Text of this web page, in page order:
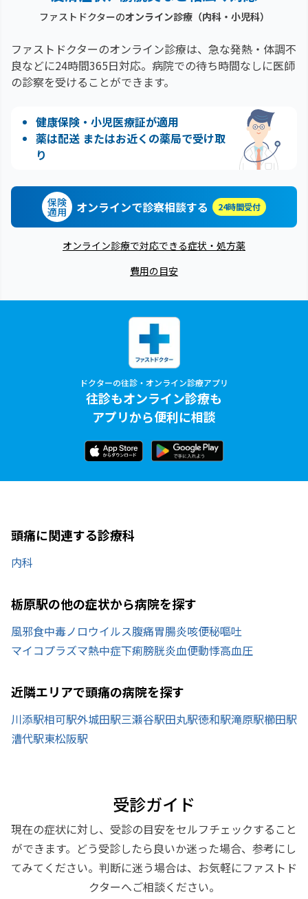
ファストドクターのオンライン診療（内科・小児科）
ファストドクターのオンライン診療は、急な発熱・体調不
良などに24時間365日対応。 病院での待ち時間なしに医師
の診察を受けることができます。
健康保険・小児医療証が適用
薬は配送 またはお近くの薬局で受け取
り
保険
適用 オンラインで診察相談する 24時間受付
オンライン診療で対応できる症状・処方薬
費用の目安
ドクターの往診・オンライン診療アプリ
往診もオンライン診療も
アプリから便利に相談
頭痛に関連する診療科
内科
栃原駅の他の症状から病院を探す
風邪食中毒ノロウイルス腹痛胃腸炎咳便秘嘔吐
マイコプラズマ熱中症下痢膀胱炎血便動悸高血圧
近隣エリアで頭痛の病院を探す
川添駅相可駅外城田駅三瀬谷駅田丸駅徳和駅滝原駅櫛田駅
漕代駅東松阪駅
受診ガイド
現在の症状に対し、受診の目安をセルフチェックすること
ができます。どう受診したら良いか迷った場合、参考にし
てみてください。判断に迷う場合は、お気軽にファストド
クターへご相談ください。